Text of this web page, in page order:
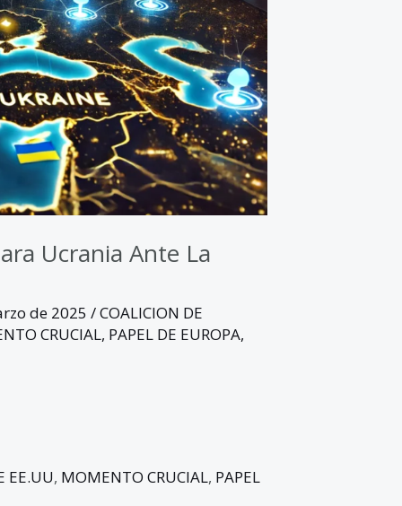
Ucrania Ante La
de 2025 /COALICION DE
CRUCIAL, PAPEL DE EUROPA,
EE.UU, MOMENTO CRUCIAL, PAPEL